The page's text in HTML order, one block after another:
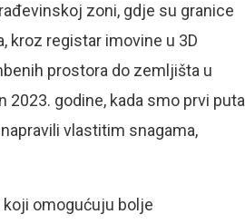
zoni, gdje su granice
kroz registar imovine u 3D
prostora do zemljišta u
2023. godine, kada smo prvi puta
vlastitim snagama,
omogućuju bolje